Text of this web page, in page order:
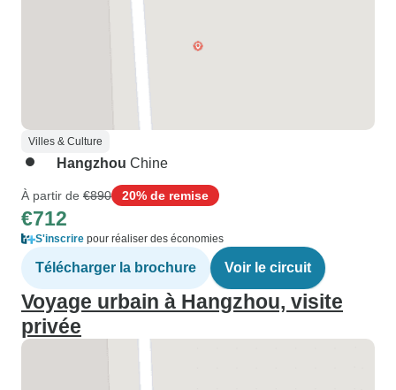
Villes & Culture
Hangzhou Chine
À partir de €890 20% de remise
€712
S'inscrire pour réaliser des économies
Télécharger la brochure Voir le circuit
Voyage urbain à Hangzhou, visite
privée